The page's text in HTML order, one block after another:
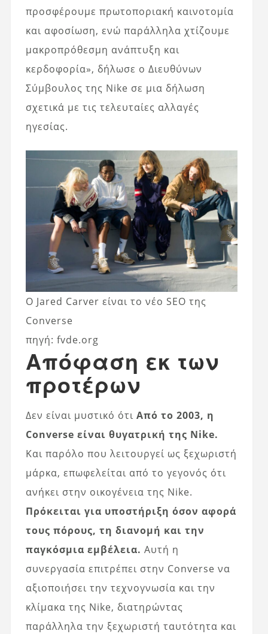
προσφέρουμε πρωτοποριακή καινοτομία
και αφοσίωση, ενώ παράλληλα χτίζουμε
μακροπρόθεσμη ανάπτυξη και
κερδοφορία», δήλωσε ο Διευθύνων
Σύμβουλος της Nike σε μια δήλωση
σχετικά με τις τελευταίες αλλαγές
ηγεσίας.
Ο Jared Carver είναι το νέο SEO της
Converse
πηγή: fvde.org
Απόφαση εκ των
προτέρων
Δεν είναι μυστικό ότι Από το 2003, η
Converse είναι θυγατρική της Nike.
Και παρόλο που λειτουργεί ως ξεχωριστή
μάρκα, επωφελείται από το γεγονός ότι
ανήκει στην οικογένεια της Nike.
Πρόκειται για υποστήριξη όσον αφορά
τους πόρους, τη διανομή και την
παγκόσμια εμβέλεια. Αυτή η
συνεργασία επιτρέπει στην Converse να
αξιοποιήσει την τεχνογνωσία και την
κλίμακα της Nike, διατηρώντας
παράλληλα την ξεχωριστή ταυτότητα και